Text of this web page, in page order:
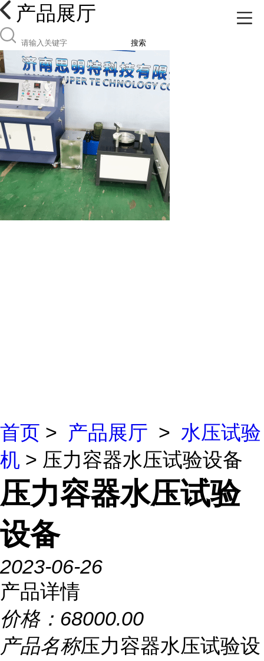
产品展厅
搜索
首页 > 产品展厅 > 水压试验
机 > 压力容器水压试验设备
压力容器水压试验
设备
2023-06-26
产品详情
价格： 68000.00
产品名称压力容器水压试验设